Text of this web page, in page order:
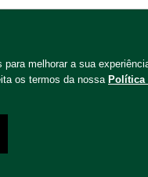
visita para levantamento de
para melhorar a sua
os termos da nossa Política